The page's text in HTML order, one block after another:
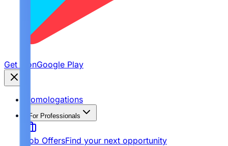
Get it onGoogle Play
Homologations
For Professionals
Job OffersFind your next opportunity